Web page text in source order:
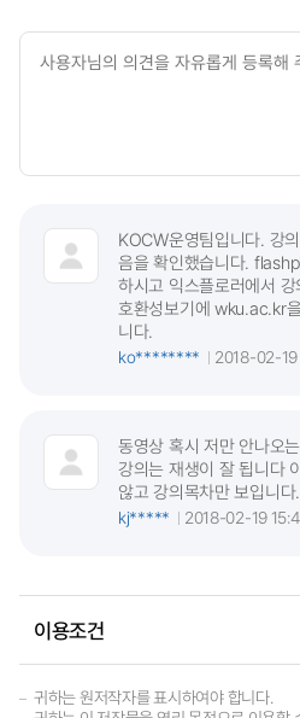
KOCW운영팀입니다. 강
음을 확인했습니다.
하시고 익스플로러에서
호환성보기에 wku.ac.kr
니다.
ko********
2018-02-
동영상 혹시 저만 안나오
강의는 재생이 잘 됩니다
않고 강의목차만 보입니다.
kj*****
2018-02-19
이용조건
귀하는 원저작자를 표시하여야 합니다.